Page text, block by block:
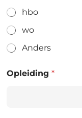
hbo
wo
Anders
Opleiding *